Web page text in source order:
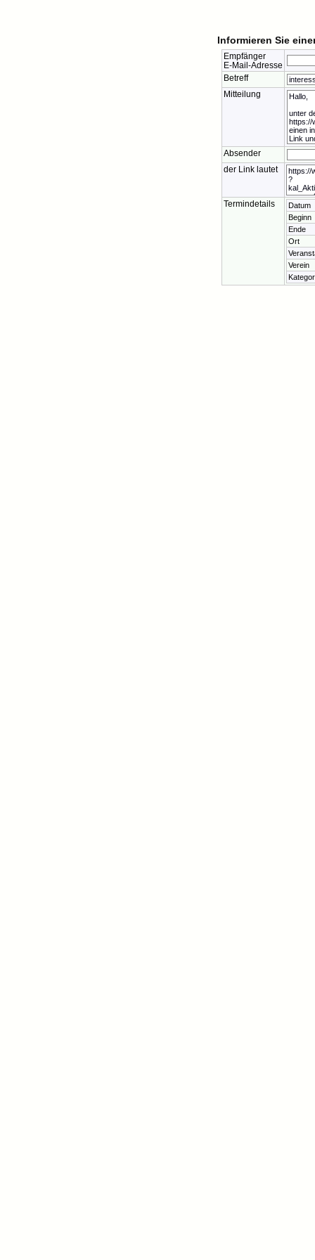
Informieren Sie
Empfänger
E-Mail-Adresse
Betreff
Mitteilung
Absender
der Link lautet
Termindetails
Datum
Beginn
Ende
Ort
Verein